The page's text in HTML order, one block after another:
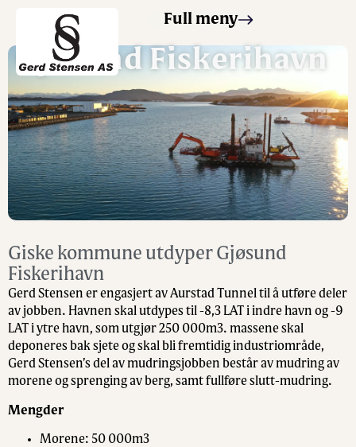
Full meny
Gjøsund Fiskerihavn
Giske kommune utdyper Gjøsund
Fiskerihavn
Gerd Stensen er engasjert av Aurstad Tunnel til å utføre deler
av jobben. Havnen skal utdypes til -8,3 LAT i indre havn og -9
LAT i ytre havn, som utgjør 250 000m3. massene skal
deponeres bak sjete og skal bli fremtidig industriområde,
Gerd Stensen’s del av mudringsjobben består av mudring av
morene og sprenging av berg, samt fullføre slutt-mudring.
Mengder
Morene: 50 000m3